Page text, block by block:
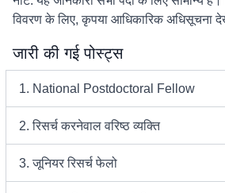
विवरण के लिए, कृपया आधिकारिक अधिसूचना
जारी की गई पोस्ट्स
1. National Postdoctoral Fellow
2. रिसर्च करनेवाल वरिष्ठ व्यक्ति
3. जूनियर रिसर्च फेलो